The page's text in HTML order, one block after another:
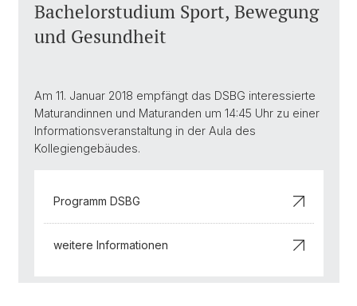
Bachelorstudium Sport, Bewegung
und Gesundheit
Am 11. Januar 2018 empfängt das DSBG interessierte
Maturandinnen und Maturanden um 14:45 Uhr zu einer
Informationsveranstaltung in der Aula des
Kollegiengebäudes.
Programm DSBG
weitere Informationen